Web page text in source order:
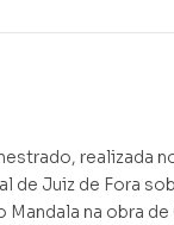
realizada
de Juiz de Fora
na obra